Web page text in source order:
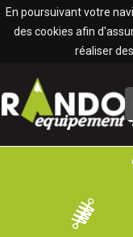
En poursuivant votre
des cookies afin
réaliser
Panneau de gestion des